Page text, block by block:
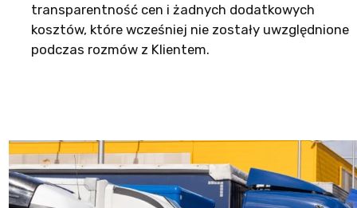
transparentność cen i żadnych dodatkowych
kosztów, które wcześniej nie zostały uwzględnione
podczas rozmów z Klientem.